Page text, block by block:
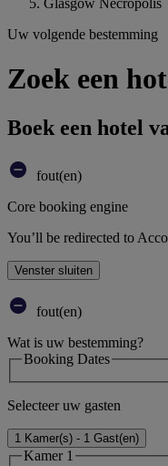
Glasgow Necropolis
Uw volgende bestemming
Zoek een
Boek een hotel
fout(en)
Core booking engine
You’ll be redirected to
Venster sluiten
fout(en)
Wat is uw bestemming?
Booking Dates
Selecteer uw gasten
1 Kamer(s) - 1 Gast(en)
Kamer 1